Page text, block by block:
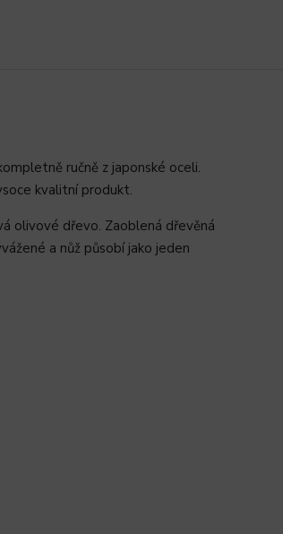
ručně z japonské oceli.
kvalitní produkt.
olivové dřevo. Zaoblená dřevěná
a nůž působí jako jeden